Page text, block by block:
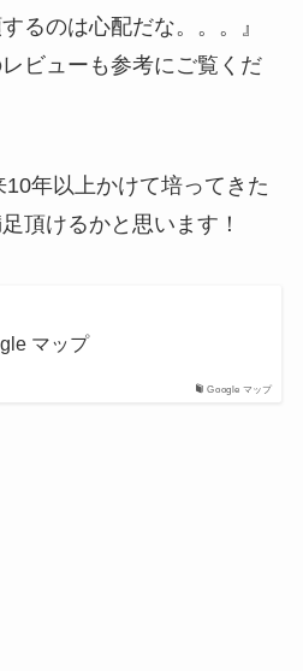
るのは心配だな。。。』
ビューも参考にご覧くだ
年以上かけて培ってきた
頂けるかと思います！
Google マップ
マップ